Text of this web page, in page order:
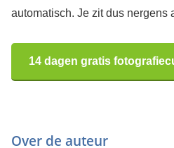
automatisch. Je zit dus nergens
14 dagen gratis
Over de auteur